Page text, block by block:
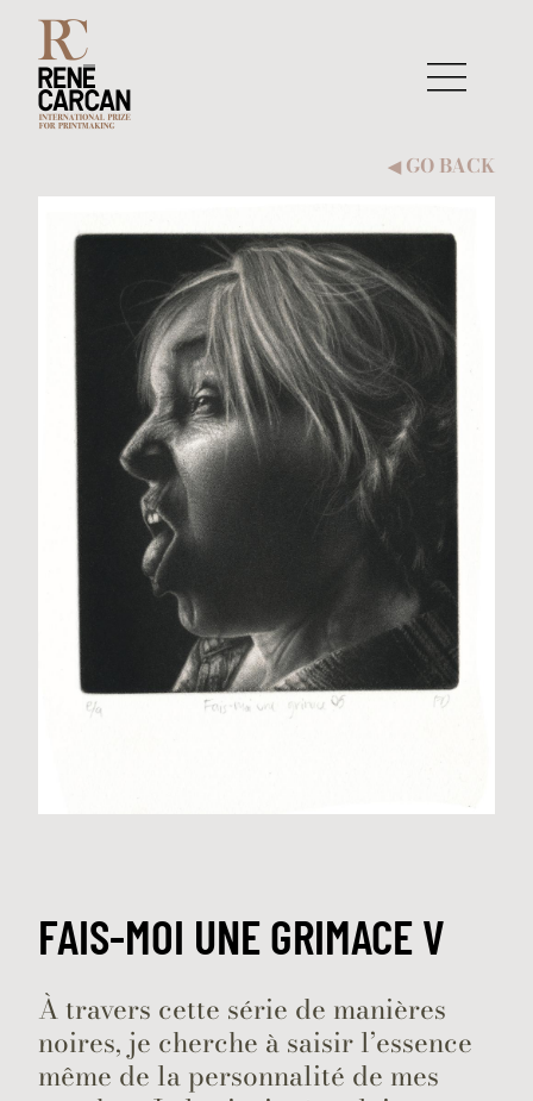
◀︎ GO BACK
FAIS-MOI UNE GRIMACE V
À travers cette série de manières
noires, je cherche à saisir l’essence
même de la personnalité de mes